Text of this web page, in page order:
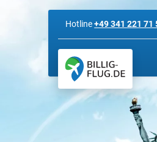
Hotline+49 341 221 71